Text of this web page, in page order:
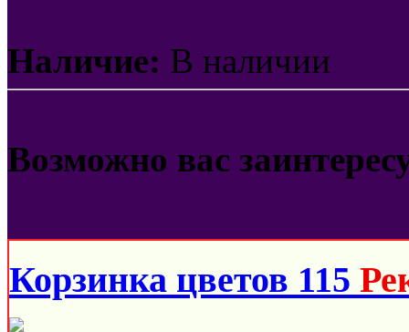
Наличие: В наличии
Возможно вас
Корзинка цветов 115